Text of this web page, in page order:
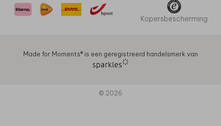
Kopersbescherming
Made for Moments®️ is een geregistreerd handelsmerk van
© 2026